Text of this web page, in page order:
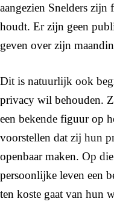
aangezien Snelders zijn
houdt. Er zijn geen
geven over zijn
Dit is natuurlijk ook
privacy wil behouden.
een bekende figuur op
voorstellen dat zij hun
openbaar maken. Op
persoonlijke leven een
ten koste gaat van hun